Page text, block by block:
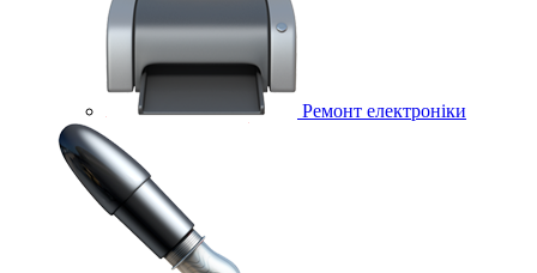
Ремонт електроніки